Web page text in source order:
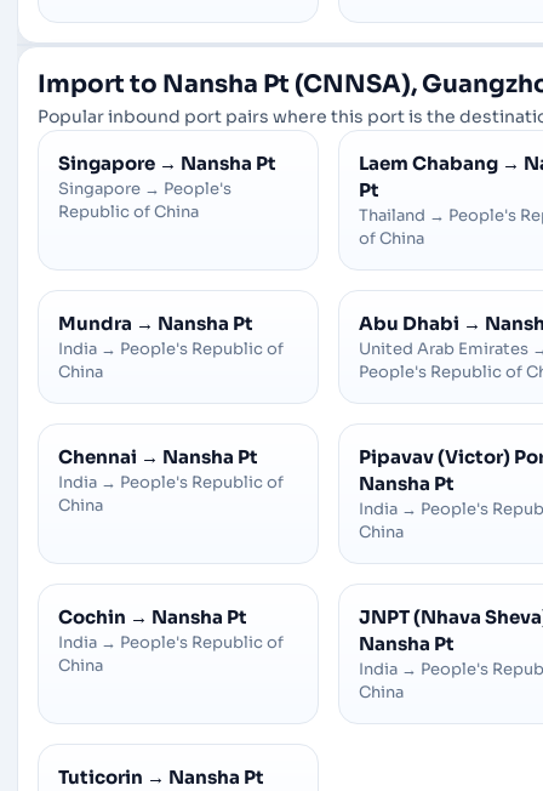
Import to Nansha Pt (CNNSA),
Popular inbound port pairs where this port is the
Singapore → Nansha Pt
Singapore → People's
Republic of China
Laem Chabang →
Pt
Thailand → People's
of China
Mundra → Nansha Pt
India → People's Republic of
China
Abu Dhabi →
United Arab Emirates
People's Republic of
Chennai → Nansha Pt
India → People's Republic of
China
Pipavav (Victor)
Nansha Pt
India → People's
China
Cochin → Nansha Pt
India → People's Republic of
China
JNPT (Nhava
Nansha Pt
India → People's
China
Tuticorin → Nansha Pt